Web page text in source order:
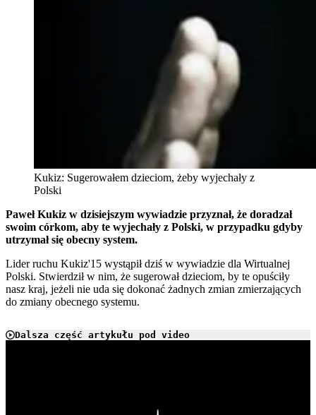
Kukiz: Sugerowałem dzieciom, żeby wyjechały z
Polski
Paweł Kukiz w dzisiejszym wywiadzie przyznał, że doradzał
swoim córkom, aby te wyjechały z Polski, w przypadku gdyby
utrzymał się obecny system.
Lider ruchu Kukiz'15 wystąpił dziś w wywiadzie dla Wirtualnej
Polski. Stwierdził w nim, że sugerował dzieciom, by te opuściły
nasz kraj, jeżeli nie uda się dokonać żadnych zmian zmierzających
do zmiany obecnego systemu.
Dalsza część artykułu pod video